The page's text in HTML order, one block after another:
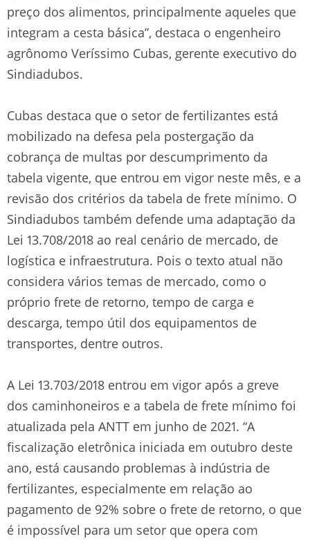
preço dos alimentos, principalmente aqueles que
integram a cesta básica”, destaca o engenheiro
agrônomo Veríssimo Cubas, gerente executivo do
Sindiadubos.
Cubas destaca que o setor de fertilizantes está
mobilizado na defesa pela postergação da
cobrança de multas por descumprimento da
tabela vigente, que entrou em vigor neste mês, e a
revisão dos critérios da tabela de frete mínimo. O
Sindiadubos também defende uma adaptação da
Lei 13.708/2018 ao real cenário de mercado, de
logística e infraestrutura. Pois o texto atual não
considera vários temas de mercado, como o
próprio frete de retorno, tempo de carga e
descarga, tempo útil dos equipamentos de
transportes, dentre outros.
A Lei 13.703/2018 entrou em vigor após a greve
dos caminhoneiros e a tabela de frete mínimo foi
atualizada pela ANTT em junho de 2021. “A
fiscalização eletrônica iniciada em outubro deste
ano, está causando problemas à indústria de
fertilizantes, especialmente em relação ao
pagamento de 92% sobre o frete de retorno, o que
é impossível para um setor que opera com